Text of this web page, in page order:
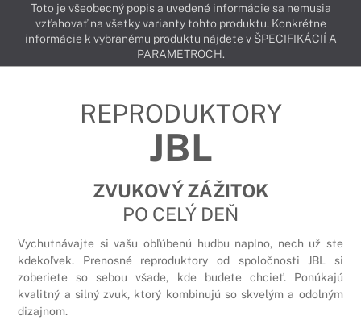
Toto je všeobecný popis a uvedené informácie sa nemusia
vzťahovať na všetky varianty tohto produktu. Konkrétne
informácie k vybranému produktu nájdete v ŠPECIFIKÁCIÍ A
PARAMETROCH.
REPRODUKTORY
JBL
ZVUKOVÝ ZÁŽITOK
PO CELÝ DEŇ
Vychutnávajte si vašu obľúbenú hudbu naplno, nech už ste
kdekoľvek. Prenosné reproduktory od spoločnosti JBL si
zoberiete so sebou všade, kde budete chcieť. Ponúkajú
kvalitný a silný zvuk, ktorý kombinujú so skvelým a odolným
dizajnom.